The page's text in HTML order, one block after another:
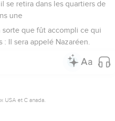
et des sadducéens qui
dit : Race de vipères, qui
qui vient ?
à la repentance ;
Abraham.